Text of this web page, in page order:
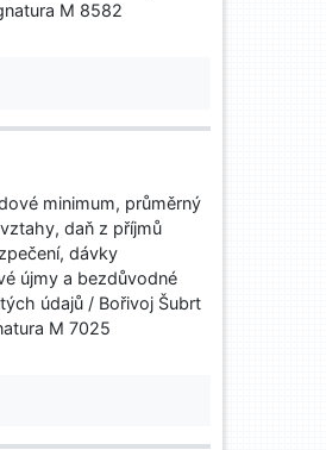
M 8582
minimum, průměrný
daň z příjmů
dávky
újmy a bezdůvodné
údajů / Bořivoj Šubrt
M 7025